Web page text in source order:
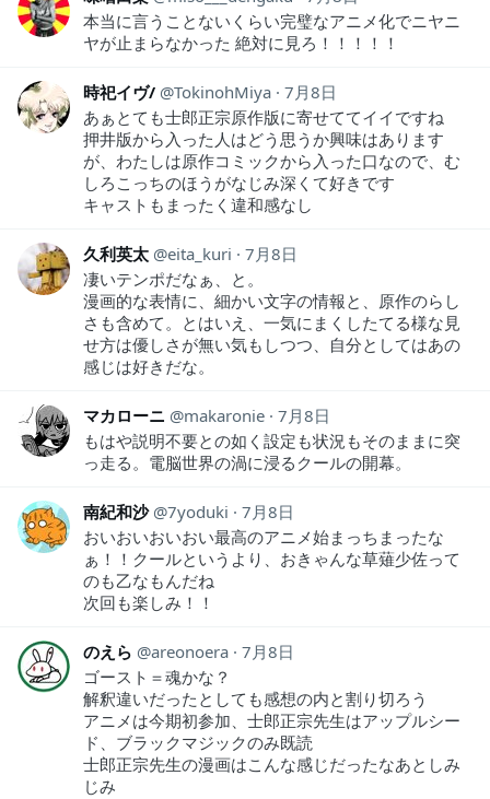
本当に言うことないくらい完璧なアニメ化でニヤニ
ヤが止まらなかった 絶対に見ろ！！！！！
時祀イヴ/ TokinohMiya 7月8日
あぁとても士郎正宗原作版に寄せててイイですね
押井版から入った人はどう思うか興味はあります
が、わたしは原作コミックから入った口なので、む
しろこっちのほうがなじみ深くて好きです
キャストもまったく違和感なし
久利英太 eita_kuri
7月8日
凄いテンポだなぁ、と。
漫画的な表情に、細かい文字の情報と、原作のらし
さも含めて。とはいえ、一気にまくしたてる様な見
せ方は優しさが無い気もしつつ、自分としてはあの
感じは好きだな。
マカローニ makaronie 7月8日
もはや説明不要との如く設定も状況もそのままに突
っ走る。電脳世界の渦に浸るクールの開幕。
南紀和沙 7yoduki
7月8日
おいおいおいおい最高のアニメ始まっちまったな
ぁ！！クールというより、おきゃんな草薙少佐って
のも乙なもんだね
次回も楽しみ！！
のえら areonoera 7月8日
ゴースト＝魂かな？
解釈違いだったとしても感想の内と割り切ろう
アニメは今期初参加、士郎正宗先生はアップルシー
ド、ブラックマジックのみ既読
士郎正宗先生の漫画はこんな感じだったなあとしみ
じみ